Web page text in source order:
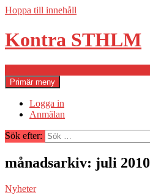
Hoppa till innehåll
Kontra STHLM
Primär meny
Logga in
Anmälan
Sök efter:
månadsarkiv: juli 2010
Nyheter